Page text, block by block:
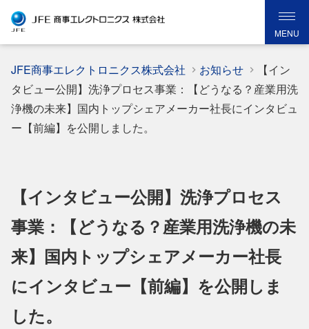
MENU
JFE商事エレクトロニクス株式会社 お知らせ
【イン
タビュー公開】洗浄プロセス事業：【どうなる？産業用洗
浄機の未来】国内トップシェアメーカー社長にインタビュ
ー【前編】を公開しました。
【インタビュー公開】洗浄プロセス
事業：【どうなる？産業用洗浄機の未
来】国内トップシェアメーカー社長
にインタビュー【前編】を公開しま
した。